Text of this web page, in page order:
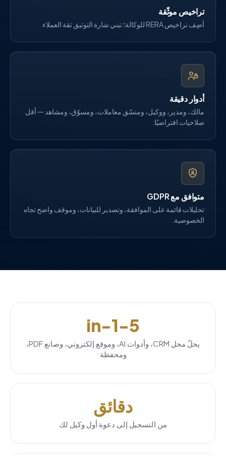
تراخيص موثّقة
أضِف تراخيص RERA للوكالة؛ تبني شارة التوثيق ثقة العملاء.
أدوار دقيقة
مالك، ومدير، ووكيل، ومنسّق معاملات، ومسوّق، ومشاهد — أقل
صلاحيات افتراضيًا.
متوافق مع GDPR
تحليلات قائمة على الموافقة، وتصدير للبيانات، وموقف واضح تجاه
الخصوصية.
5-in-1
يحلّ محل CRM، وأدوات AI، وموقع إلكتروني، وصانع PDF،
ومحفظة
دقائق
من التسجيل إلى دعوة أول وكيل لك